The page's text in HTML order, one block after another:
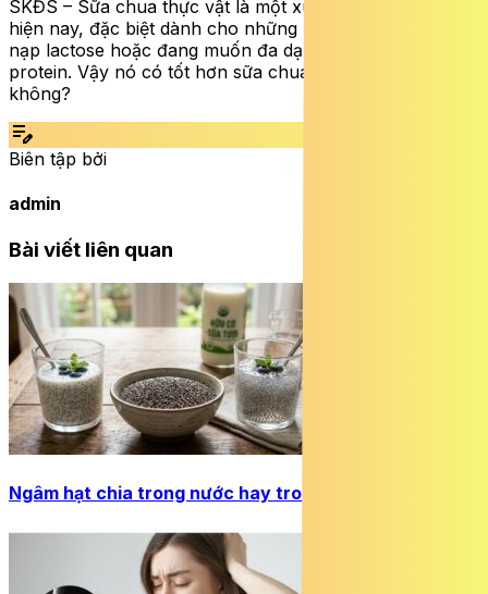
SKĐS – Sữa chua thực vật là một xu hướng dinh dưỡng
hiện nay, đặc biệt dành cho những người không dung
nạp lactose hoặc đang muốn đa dạng hóa nguồn
protein. Vậy nó có tốt hơn sữa chua làm từ sữa bò
không?
edit_note
Biên tập bởi
admin
Bài viết liên quan
Ngâm hạt chia trong nước hay trong sữa tốt hơn?